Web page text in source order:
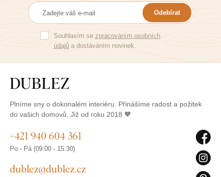
Odebírat
Souhlasím se zpracováním osobních
údajůa dostáváním novinek.
Plníme sny o dokonalém interiéru. Přinášíme radost a požitek
do vašich domovů. Již od roku 2018 🧡
+421 940 604 361
Po - Pá (09:00 - 15:30)
dublez@dublez.cz